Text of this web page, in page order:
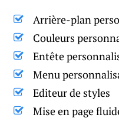
Arrière-plan
Couleurs
Entête
Menu
Editeur de styles
Mise en page